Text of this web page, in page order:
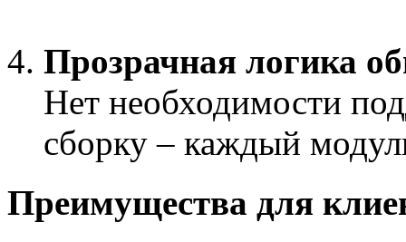
Прозрачная логика
Нет необходимости
сборку – каждый
Преимущества для